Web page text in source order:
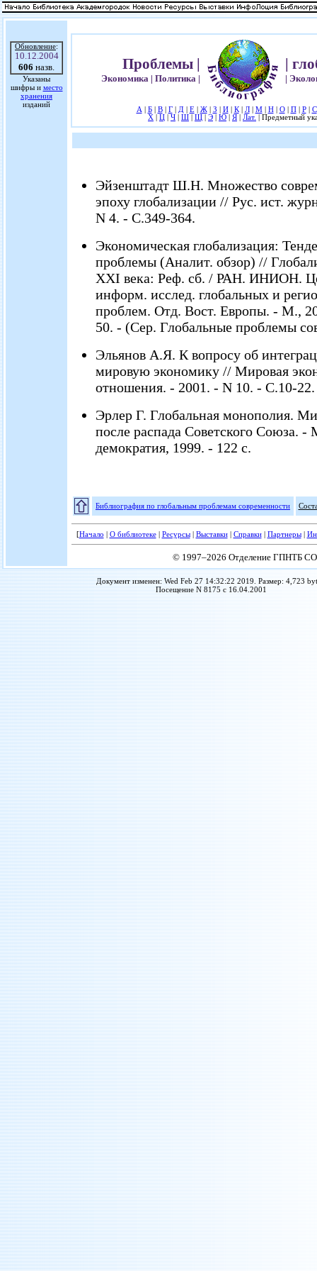
Обновление:
10.12.2004
606 назв.
Указаны
шифры и место
хранения
изданий
Проблемы |
Экономика | Политика |
|
|
А Б| В| Г| Д Е| Ж| З И| К| Л| М| Н| О| П| Р| С
Х
Ц Ч Ш Щ Э Ю Я Лат. | Предметный
Эйзенштадт Ш.Н. Множество
эпоху глобализации // Рус. ист.
N 4. - С.349-364.
Экономическая глобализация:
проблемы (Аналит. обзор) //
XXI века: Реф. сб. / РАН. ИНИОН.
информ. исслед. глобальных и
проблем. Отд. Вост. Европы. - М.,
50. - (Сер. Глобальные проблемы
Эльянов А.Я. К вопросу об
мировую экономику // Мировая
отношения. - 2001. - N 10. - С.10-22.
Эрлер Г. Глобальная монополия.
после распада Советского Союза.
демократия, 1999. - 122 с.
Библиография по глобальным проблемам современности
[Начало | О библиотеке| Ресурсы| Выставки| Справки| Партнеры|
© 1997–2026 Отделение ГПНТБ
Документ изменен: Wed Feb 27 14:32:22 2019. Размер: 4,723
Посещение N 8175 с 16.04.2001